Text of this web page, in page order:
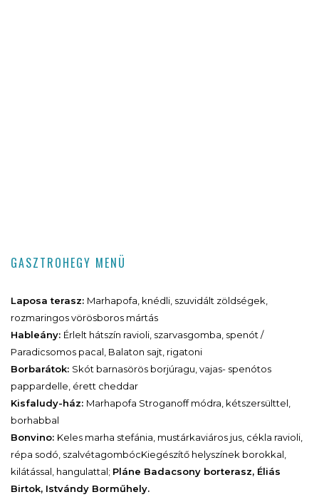
GASZTROHEGY MENÜ
Laposa terasz: Marhapofa, knédli, szuvidált zöldségek,
rozmaringos vörösboros mártás
Hableány: Érlelt hátszín ravioli, szarvasgomba, spenót /
Paradicsomos pacal, Balaton sajt, rigatoni
Borbarátok: Skót barnasörös borjúragu, vajas- spenótos
pappardelle, érett cheddar
Kisfaludy-ház: Marhapofa Stroganoff módra, kétszersülttel,
borhabbal
Bonvino: Keles marha stefánia, mustárkaviáros jus, cékla ravioli,
répa sodó, szalvétagombócKiegészítő helyszínek borokkal,
kilátással, hangulattal; Pláne Badacsony borterasz, Éliás
Birtok, Istvándy Borműhely.